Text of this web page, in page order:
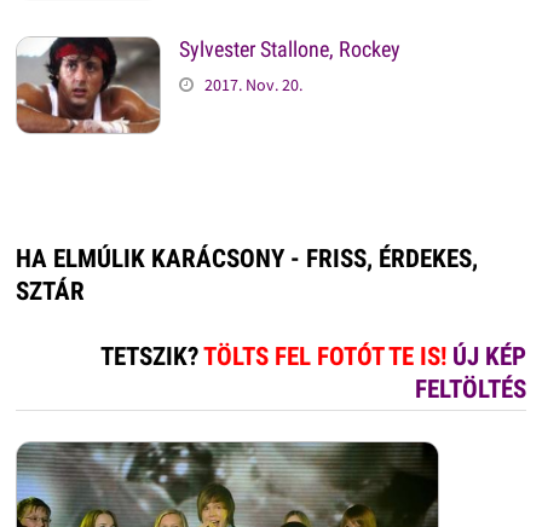
Sylvester Stallone, Rockey
2017. Nov. 20.
HA ELMÚLIK KARÁCSONY - FRISS, ÉRDEKES,
SZTÁR
TETSZIK?TÖLTS FEL FOTÓT TE IS! ÚJ KÉP
FELTÖLTÉS